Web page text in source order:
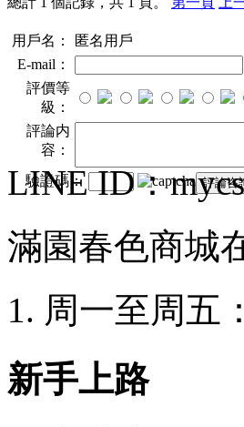
用戶名：
匿名用戶
E-mail：
評價等
級：
評論内
容：
驗證碼：
LINE ID：
滿園春色商城
周一至周五
新手上路